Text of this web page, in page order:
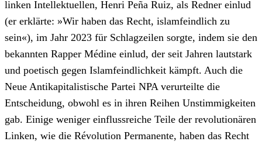
linken Intellektuellen, Henri Peña Ruiz, als Redner einlud
(er erklärte: »Wir haben das Recht, islamfeindlich zu
sein«), im Jahr 2023 für Schlagzeilen sorgte, indem sie den
bekannten Rapper Médine einlud, der seit Jahren lautstark
und poetisch gegen Islamfeindlichkeit kämpft. Auch die
Neue Antikapitalistische Partei NPA verurteilte die
Entscheidung, obwohl es in ihren Reihen Unstimmigkeiten
gab. Einige weniger einflussreiche Teile der revolutionären
Linken, wie die Révolution Permanente, haben das Recht